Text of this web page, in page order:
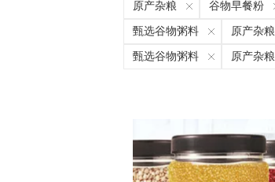
原产杂粮 谷物早餐粉
甄选谷物粥料 原产杂粮
甄选谷物粥料 原产杂粮